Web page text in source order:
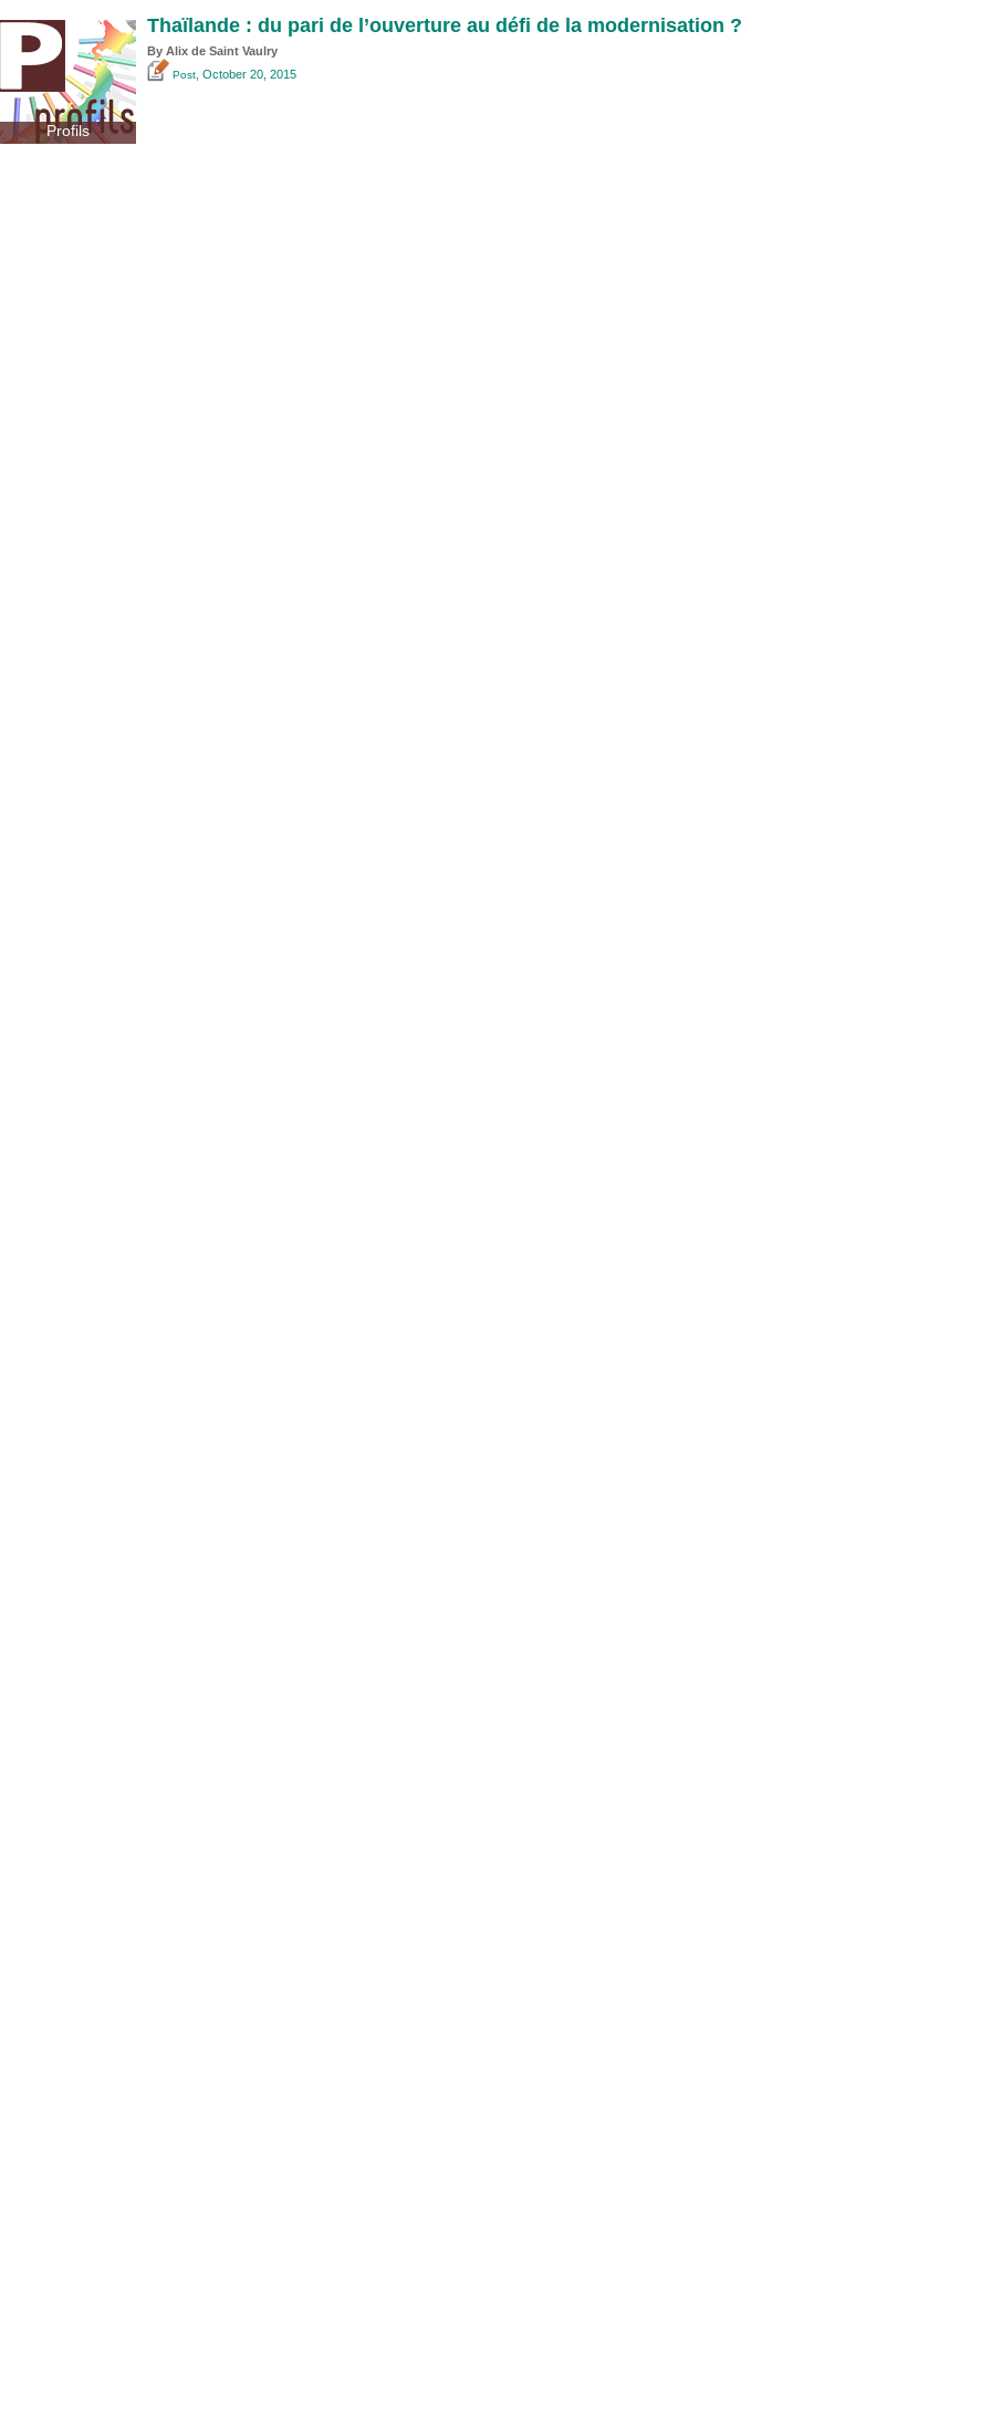
Profils
Thaïlande : du pari de l’ouverture au défi de la modernisation ?
By Alix de Saint Vaulry
Post , October 20, 2015